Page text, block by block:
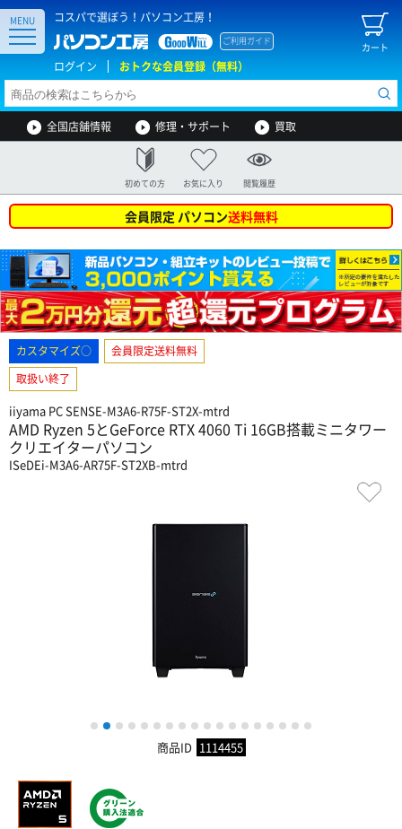
コスパで選ぼう！パソコン工房！
カート
ご利用ガイド
ログイン おトクな会員登録（無料）
MENU
全国店舗情報 修理・サポート 買取
初めての方 お気に入り 閲覧履歴
会員限定 パソコン送料無料
カスタマイズ○
会員限定送料無料
取扱い終了
iiyama PC SENSE-M3A6-R75F-ST2X-mtrd
AMD Ryzen 5とGeForce RTX 4060 Ti 16GB搭載ミニタワー
クリエイターパソコン
ISeDEi-M3A6-AR75F-ST2XB-mtrd
1 2 3 4 5 6 7 8 9 10 11 12 13 14 15 16 17
商品ID 1114455